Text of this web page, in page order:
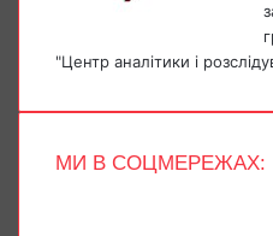
"Центр аналітики і
МИ В СОЦМЕРЕЖАХ: